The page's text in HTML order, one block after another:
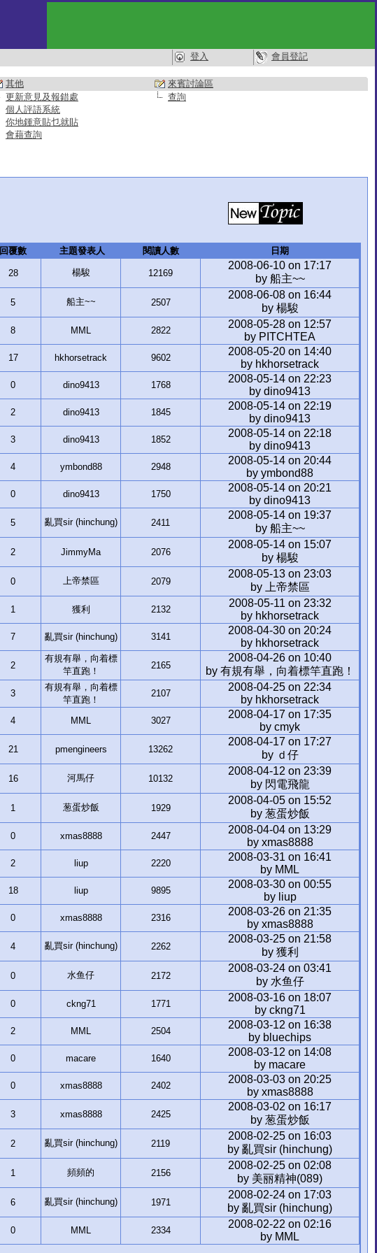
登入
會員登記
其他
來賓討論區
更新意見及報錯處
查詢
個人評語系統
你地鍾意貼乜就貼
會藉查詢
回覆數 主題發表人 閱讀人數 日期
28 楊駿 12169
2008-06-10 on 17:17
by 船主~~
5 船主~~ 2507
2008-06-08 on 16:44
by 楊駿
8 MML 2822
2008-05-28 on 12:57
by PITCHTEA
17 hkhorsetrack 9602
2008-05-20 on 14:40
by hkhorsetrack
0 dino9413 1768
2008-05-14 on 22:23
by dino9413
2 dino9413 1845
2008-05-14 on 22:19
by dino9413
3 dino9413 1852
2008-05-14 on 22:18
by dino9413
4 ymbond88 2948
2008-05-14 on 20:44
by ymbond88
0 dino9413 1750
2008-05-14 on 20:21
by dino9413
5 亂買sir (hinchung) 2411
2008-05-14 on 19:37
by 船主~~
2 JimmyMa 2076
2008-05-14 on 15:07
by 楊駿
0 上帝禁區 2079
2008-05-13 on 23:03
by 上帝禁區
1 獲利 2132
2008-05-11 on 23:32
by hkhorsetrack
7 亂買sir (hinchung) 3141
2008-04-30 on 20:24
by hkhorsetrack
2
有規有舉，向着標
竿直跑！
2165
2008-04-26 on 10:40
by 有規有舉，向着標竿直跑！
3
有規有舉，向着標
竿直跑！
2107
2008-04-25 on 22:34
by hkhorsetrack
4 MML 3027
2008-04-17 on 17:35
by cmyk
21 pmengineers 13262
2008-04-17 on 17:27
by ｄ仔
16 河馬仔 10132
2008-04-12 on 23:39
by 閃電飛龍
1 葱蛋炒飯 1929
2008-04-05 on 15:52
by 葱蛋炒飯
0 xmas8888 2447
2008-04-04 on 13:29
by xmas8888
2 liup 2220
2008-03-31 on 16:41
by MML
18 liup 9895
2008-03-30 on 00:55
by liup
0 xmas8888 2316
2008-03-26 on 21:35
by xmas8888
4 亂買sir (hinchung) 2262
2008-03-25 on 21:58
by 獲利
0 水鱼仔 2172
2008-03-24 on 03:41
by 水鱼仔
0 ckng71 1771
2008-03-16 on 18:07
by ckng71
2 MML 2504
2008-03-12 on 16:38
by bluechips
0 macare 1640
2008-03-12 on 14:08
by macare
0 xmas8888 2402
2008-03-03 on 20:25
by xmas8888
3 xmas8888 2425
2008-03-02 on 16:17
by 葱蛋炒飯
2 亂買sir (hinchung) 2119
2008-02-25 on 16:03
by 亂買sir (hinchung)
1 頻頻的 2156
2008-02-25 on 02:08
by 美丽精神(089)
6 亂買sir (hinchung) 1971
2008-02-24 on 17:03
by 亂買sir (hinchung)
0 MML 2334
2008-02-22 on 02:16
by MML